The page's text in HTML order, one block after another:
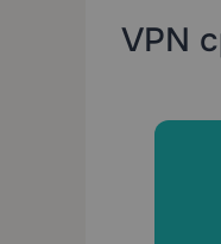
VPN